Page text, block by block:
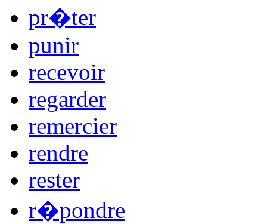
pr�ter
punir
recevoir
regarder
remercier
rendre
rester
r�pondre